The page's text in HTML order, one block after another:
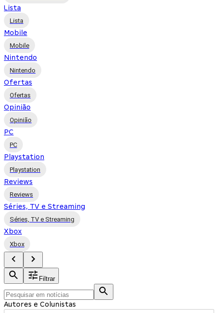
Lista
Lista
Mobile
Mobile
Nintendo
Nintendo
Ofertas
Ofertas
Opinião
Opinião
PC
PC
Playstation
Playstation
Reviews
Reviews
Séries, TV e Streaming
Séries, TV e Streaming
Xbox
Xbox
Filtrar
Autores e Colunistas